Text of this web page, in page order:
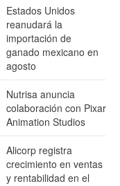
Estados Unidos
reanudará la
importación de
ganado mexicano en
agosto
Nutrisa anuncia
colaboración con Pixar
Animation Studios
Alicorp registra
crecimiento en ventas
y rentabilidad en el